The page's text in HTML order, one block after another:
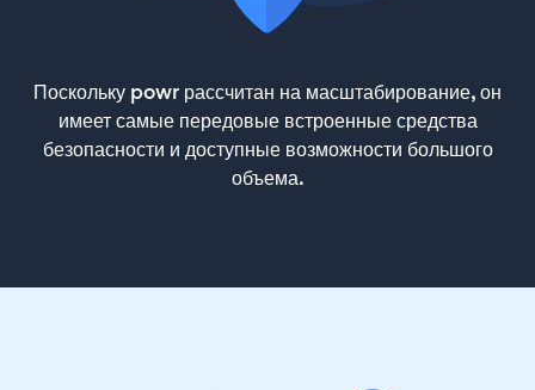
Поскольку powr рассчитан на масштабирование, он
имеет самые передовые встроенные средства
безопасности и доступные возможности большого
объема.